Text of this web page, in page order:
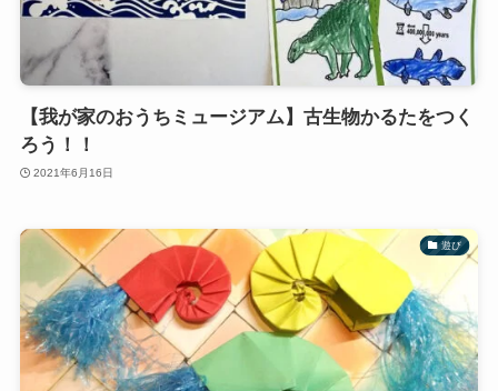
【我が家のおうちミュージアム】古生物かるたをつく
ろう！！
2021年6月16日
遊び